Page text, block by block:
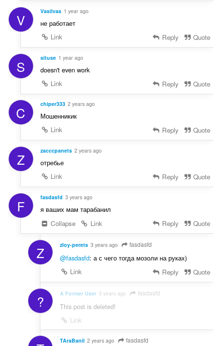
V Vasilvas 1 year ago
не работает
Link
Reply Quote
S situse 1 year ago
doesn't even work
Link
Reply Quote
C chiper333 2 years ago
Мошенникик
Link
Reply Quote
Z zacccpanets 2 years ago
отребье
Link
Reply Quote
F fasdasfd 3 years ago
я ваших мам тарабанил
Collapse
Link Reply Quote
Z zloy-perets 3 years ago fasdasfd
@fasdasfd: а с чего тогда мозоли на руках)
Link
Reply Quote
? A Former User 3 years ago fasdasfd
This post is deleted!
Link
TAraBanil 2 years ago fasdasfd